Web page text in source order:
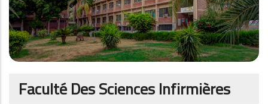
Faculté Des Sciences Infirmières